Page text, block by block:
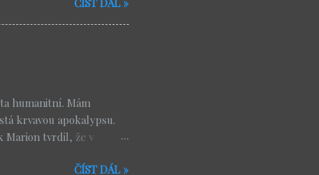
, kde jsem nedávno
. Je to moudrý muž,
respektuje
humanitní. Mám
krvavou apokalypsu.
Marion tvrdil, že v
spisy vyhlížejí násilný
ČÍST DÁL »